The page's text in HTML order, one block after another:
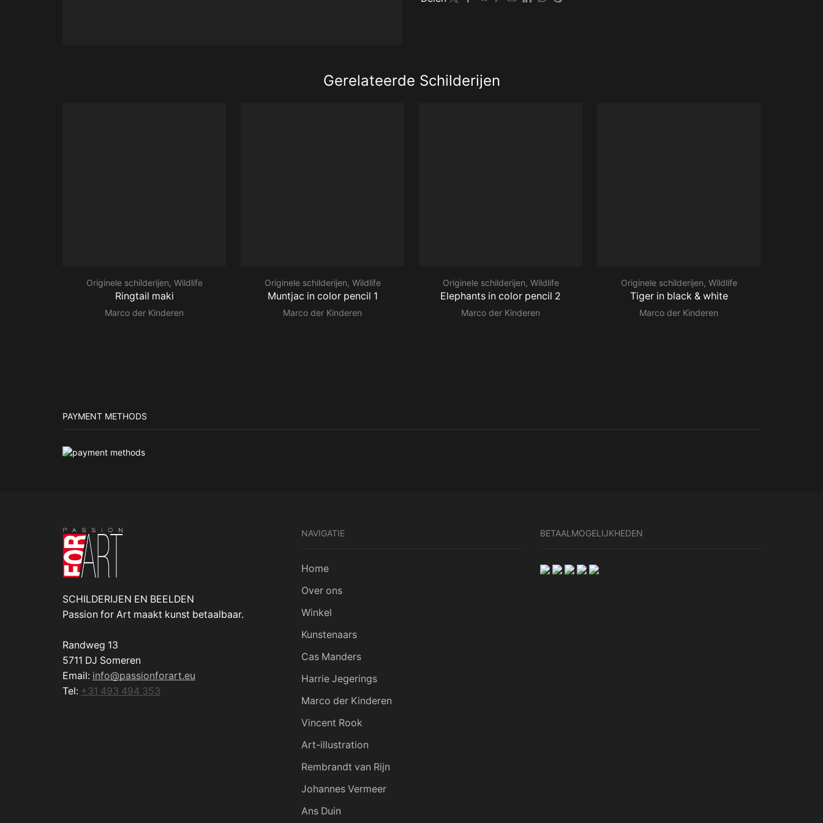
Gerelateerde Schilderijen
Originele schilderijen, Wildlife
Ringtail maki
Marco der Kinderen
Originele schilderijen, Wildlife
Muntjac in color pencil 1
Marco der Kinderen
Originele schilderijen, Wildlife
Elephants in color pencil 2
Marco der Kinderen
Originele schilderijen, Wildlife
Tiger in black & white
Marco der Kinderen
PAYMENT METHODS
SCHILDERIJEN EN BEELDEN
Passion for Art maakt kunst betaalbaar.
Randweg 13
5711 DJ Someren
Email: info@passionforart.eu
Tel: +31 493 494 353
NAVIGATIE
Home
Over ons
Winkel
Kunstenaars
Cas Manders
Harrie Jegerings
Marco der Kinderen
Vincent Rook
Art-illustration
Rembrandt van Rijn
Johannes Vermeer
Ans Duin
BETAALMOGELIJKHEDEN